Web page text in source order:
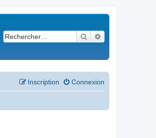
Rechercher
Connexion
Inscription